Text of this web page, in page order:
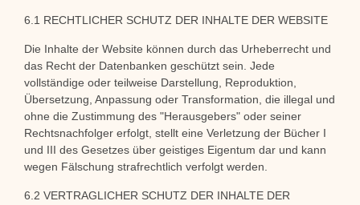
6.1 RECHTLICHER SCHUTZ DER INHALTE DER WEBSITE
Die Inhalte der Website können durch das Urheberrecht und
das Recht der Datenbanken geschützt sein. Jede
vollständige oder teilweise Darstellung, Reproduktion,
Übersetzung, Anpassung oder Transformation, die illegal und
ohne die Zustimmung des "Herausgebers" oder seiner
Rechtsnachfolger erfolgt, stellt eine Verletzung der Bücher I
und III des Gesetzes über geistiges Eigentum dar und kann
wegen Fälschung strafrechtlich verfolgt werden.
6.2 VERTRAGLICHER SCHUTZ DER INHALTE DER